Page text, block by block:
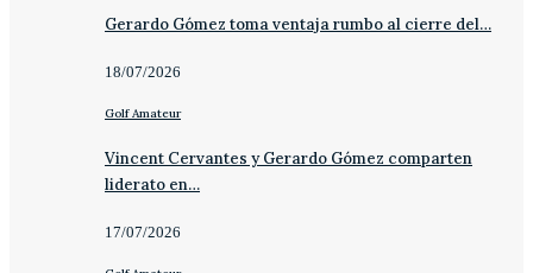
Gerardo Gómez toma ventaja rumbo al cierre del…
18/07/2026
Golf Amateur
Vincent Cervantes y Gerardo Gómez comparten
liderato en…
17/07/2026